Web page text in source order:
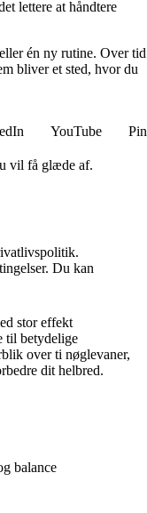
lettere at håndtere
én ny rutine. Over tid
bliver et sted, hvor du
YouTube
vil få glæde af.
Du kan
stor effekt
til betydelige
over ti nøglevaner,
dit helbred.
balance